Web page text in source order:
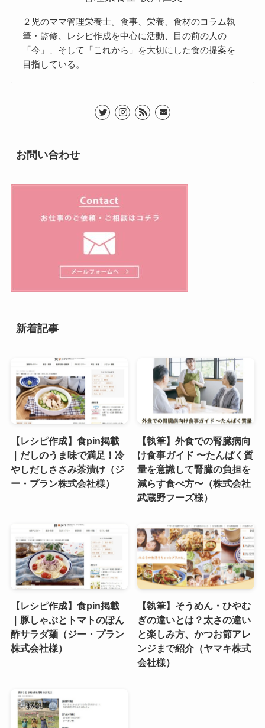
２児のママ管理栄養士。食事、栄養、食材のコラム執
筆・監修、レシピ作成を中心に活動、目の前の人の
「今」、そして「これから」を大切にした食の提案を
目指している。
お問い合わせ
新着記事
【レシピ作成】食pin掲載
｜だしのうま味で満足！冷
やしだしささみ茶漬け（ジ
ー・プラン株式会社様）
【執筆】外食での腎臓病向
け食事ガイド 〜たんぱく質
量を意識して腎臓の負担を
減らす食べ方〜（株式会社
武蔵野フーズ様）
【レシピ作成】食pin掲載
｜豚しゃぶとトマトのぽん
酢サラダ麺（ジー・プラン
株式会社様）
【執筆】そうめん・ひやむ
ぎの違いとは？太さの違い
と楽しみ方、かつお節アレ
ンジまで紹介（ヤマキ株式
会社様）